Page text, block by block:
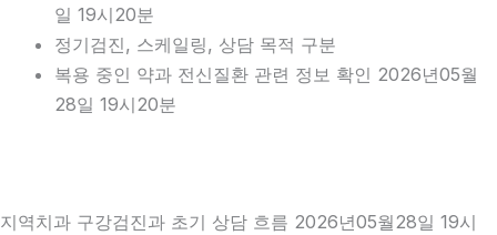
일 19시20분
정기검진, 스케일링, 상담 목적 구분
복용 중인 약과 전신질환 관련 정보 확인 2026년05월
28일 19시20분
지역치과 구강검진과 초기 상담 흐름 2026년05월28일 19시